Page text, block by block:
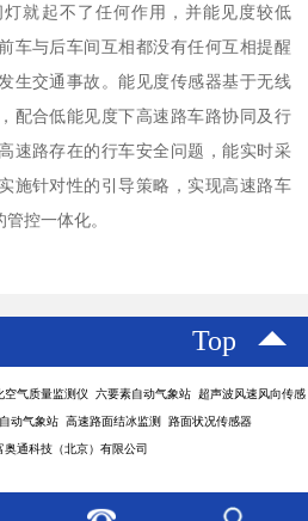
就起不了任何作用，并能见度较低
车与后车间互相都没有任何互相提醒
生交通事故。能见度传感器基于无线
配合低能见度下高速路车路协同及行
速路存在的行车安全问题，能实时采
施针对性的引导策略，实现高速路车
控一体化。
Top
气质量监测仪 六要素自动气象站 超声波风速风向传感
动气象站 高速路面结冰监测 路面状况传感器
奥通科技（北京）有限公司